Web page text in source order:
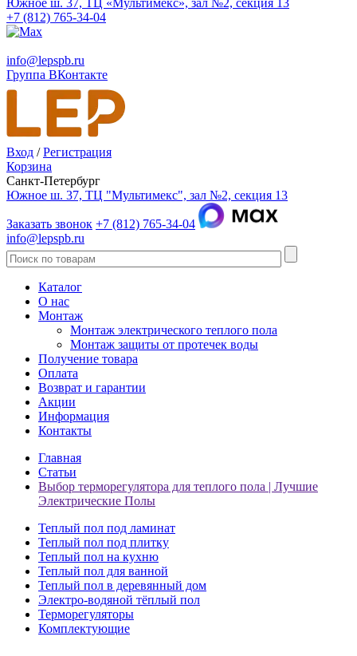
Южное ш. 37, ТЦ «Мультимекс», зал №2, секция 13
+7 (812) 765-34-04
info@lepspb.ru
Группа ВКонтакте
Вход /Регистрация
Корзина
Санкт-Петербург
Южное ш. 37, ТЦ "Мультимекс", зал №2, секция 13
Заказать звонок +7 (812) 765-34-04
info@lepspb.ru
Каталог
О нас
Монтаж
Монтаж электрического теплого пола
Монтаж защиты от протечек воды
Получение товара
Оплата
Возврат и гарантии
Акции
Информация
Контакты
Главная
Статьи
Выбор терморегулятора для теплого пола | Лучшие
Электрические Полы
Теплый пол под ламинат
Теплый пол под плитку
Теплый пол на кухню
Теплый пол для ванной
Теплый пол в деревянный дом
Электро-водяной тёплый пол
Терморегуляторы
Комплектующие